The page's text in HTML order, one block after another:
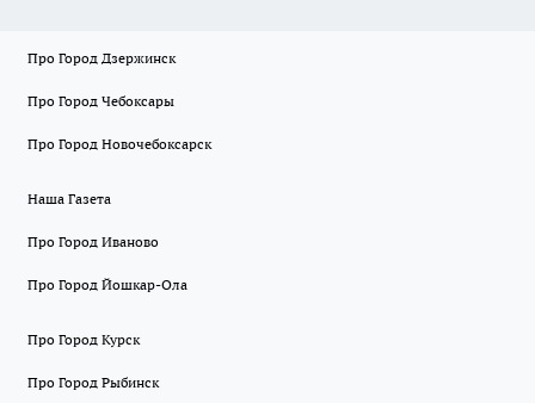
Про Город Дзержинск
Про Город Чебоксары
Про Город Новочебоксарск
Наша Газета
Про Город Иваново
Про Город Йошкар-Ола
Про Город Курск
Про Город Рыбинск